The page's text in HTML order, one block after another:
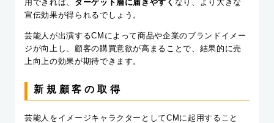
用できれば、 ターゲット層に届きやすく なり、より大きな
宣伝効果が得られるでしょう。
芸能人が出演するCMによって商品や企業のブランドイメー
ジが向上し、顧客の購買意欲が高まることで、結果的に売
上向上の効果が期待できます。
新規顧客の取得
芸能人をイメージキャラクターとしてCMに起用すること